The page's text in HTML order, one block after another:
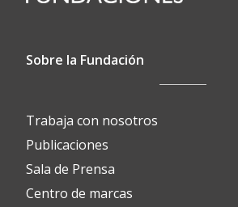
Sobre la Fundación
Trabaja con nosotros
Publicaciones
Sala de Prensa
Centro de marcas